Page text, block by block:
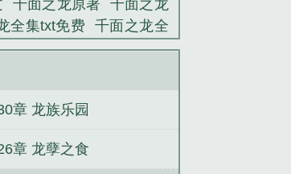
千面之龙原著
千面之龙
全集txt免费
千面之龙全
面之王演员表
千面之龙
千面剧情 千面之龙最新章
之城 千面之龙完整版免
章 龙族乐园
章 龙孽之食